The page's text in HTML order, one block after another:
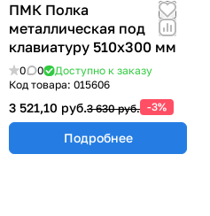
ПМК Полка
металлическая под
клавиатуру 510х300 мм
0 0
Доступно к заказу
Код товара: 015606
3 521,10 руб.3 630 руб. -3%
Подробнее